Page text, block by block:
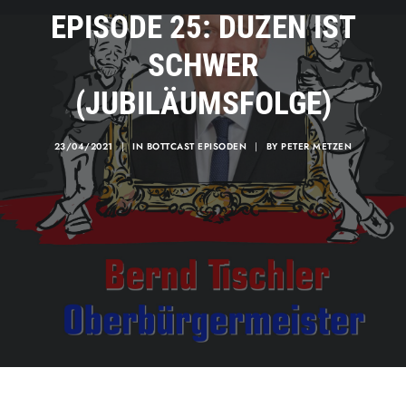
EPISODE 25: DUZEN IST
SCHWER
(JUBILÄUMSFOLGE)
23/04/2021 | IN BOTTCAST EPISODEN | BYPETER METZEN